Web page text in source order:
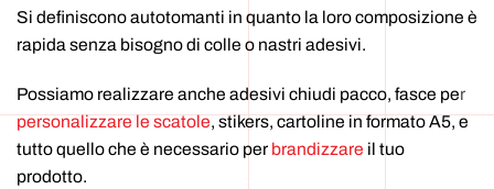
Si definiscono autotomanti in quanto la loro composizione è
rapida senza bisogno di colle o nastri adesivi.
Possiamo realizzare anche adesivi chiudi pacco, fasce per
personalizzare le scatole, stikers, cartoline in formato A5, e
tutto quello che è necessario per brandizzare il tuo
prodotto.